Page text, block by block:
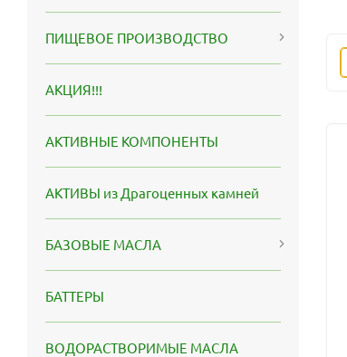
ПИЩЕВОЕ ПРОИЗВОДСТВО
АКЦИЯ!!!
АКТИВНЫЕ КОМПОНЕНТЫ
АКТИВЫ из Драгоценных камней
БАЗОВЫЕ МАСЛА
БАТТЕРЫ
ВОДОРАСТВОРИМЫЕ МАСЛА